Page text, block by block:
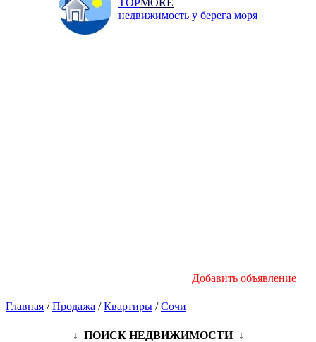
недвижимость у берега моря
Добавить объявление
Главная /Продажа /Квартиры /Сочи
↓ ПОИСК НЕДВИЖИМОСТИ ↓